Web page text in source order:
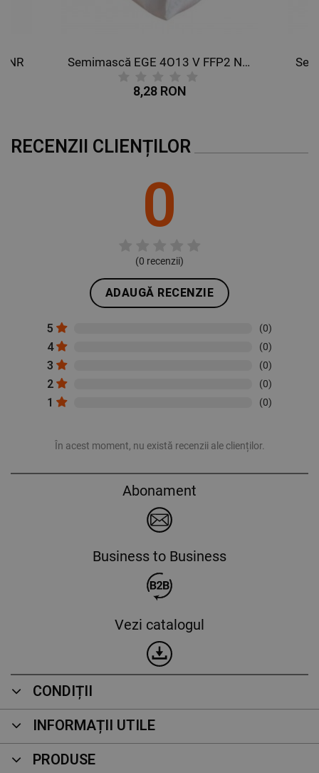
NR Semimască EGE 4О13 V FFP2 NR D
8,28 RON
RECENZII CLIENȚILOR
0
(0 recenzii)
ADAUGĂ RECENZIE
5 (0)
4 (0)
3 (0)
2 (0)
1 (0)
În acest moment, nu există recenzii ale clienților.
Abonament
Business to Business
Vezi catalogul
CONDIȚII
INFORMAȚII UTILE
PRODUSE